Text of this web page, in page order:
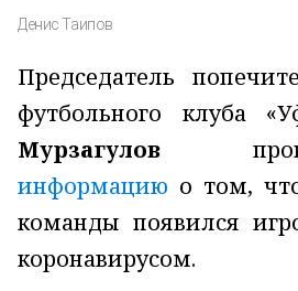
Денис Таипов
Председатель
футбольного клуба
Мурзагулов
информацию о том,
команды появился
коронавирусом.